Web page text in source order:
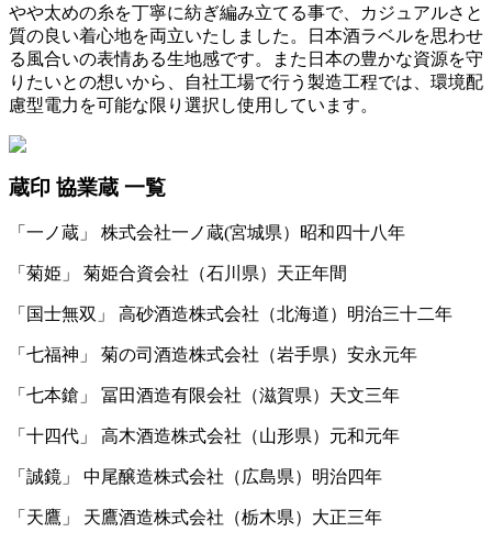
やや太めの糸を丁寧に紡ぎ編み立てる事で、カジュアルさと
質の良い着心地を両立いたしました。日本酒ラベルを思わせ
る風合いの表情ある生地感です。また日本の豊かな資源を守
りたいとの想いから、自社工場で行う製造工程では、環境配
慮型電力を可能な限り選択し使用しています。
蔵印 協業蔵 一覧
「一ノ蔵」 株式会社一ノ蔵(宮城県）昭和四十八年
「菊姫」 菊姫合資会社（石川県）天正年間
「国士無双」 高砂酒造株式会社（北海道）明治三十二年
「七福神」 菊の司酒造株式会社（岩手県）安永元年
「七本鎗」 冨田酒造有限会社（滋賀県）天文三年
「十四代」 高木酒造株式会社（山形県）元和元年
「誠鏡」 中尾醸造株式会社（広島県）明治四年
「天鷹」 天鷹酒造株式会社（栃木県）大正三年